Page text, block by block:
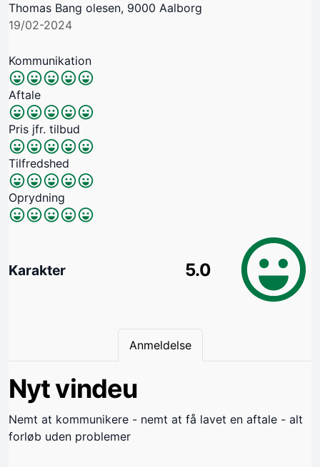
Thomas Bang olesen, 9000 Aalborg
19/02-2024
Kommunikation
Aftale
Pris jfr. tilbud
Tilfredshed
Oprydning
Karakter 5.0
Anmeldelse
Nyt vindeu
Nemt at kommunikere - nemt at få lavet en aftale - alt
forløb uden problemer